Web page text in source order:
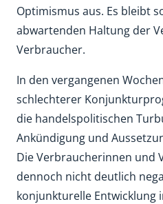
Optimismus aus. Es bleibt
abwartenden Haltung der
Verbraucher.
In den vergangenen
schlechterer
die handelspolitischen
Ankündigung und
Die Verbraucherinnen und
dennoch nicht deutlich
konjunkturelle Entwicklung